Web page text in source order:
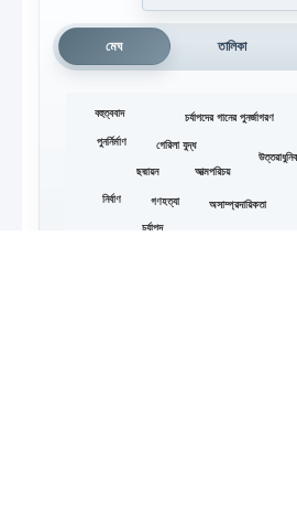
মেঘ তালিকা
অসাম্প্রদায়িকতা
আত্মপরিচয়
গণহত্যা
গেরিলা যুদ্ধ
চর্যাপদ
চর্যাপদের গানের পুনর্জাগরণ
ছদ্মায়ন
নির্বাণ
পুনর্নির্মাণ
বহুত্ববাদ